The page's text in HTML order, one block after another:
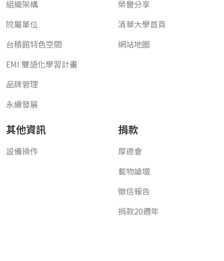
組織架構
院屬單位
台積館特色空間
EMI 雙語化學習計畫
品牌管理
永續發展
榮譽分享
清華大學首頁
網站地圖
其他資訊
設備操作
捐款
厚德會
載物論壇
徵信報告
捐款20週年